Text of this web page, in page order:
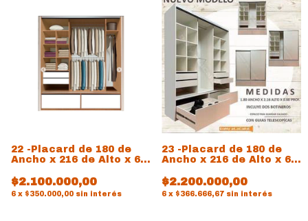
22 -Placard de 180 de
Ancho x 216 de Alto x 60
$2.100.000,00
6 x $350.000,00 sin interés
23 -Placard de 180 de
Ancho x 216 de Alto x 60
$2.200.000,00
6 x $366.666,67 sin interés